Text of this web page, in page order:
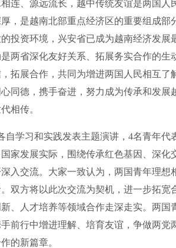
、源远流长，越中传统友谊是两国人
，是越南北部重点经济区的重要组成部
投资环境，兴安省已成为越南经济发展
两省深化友好关系、拓展务实合作的生
拓展合作，共同为增进两国人民相互了
同德，携手奋进，努力成为传承和发展
相传。
学习和实践发表主题演讲，4名青年代
家发展实际，围绕传承红色基因、深化
入交流。大家一致认为，两国青年理想
双方将以此次交流为契机，进一步拓宽
、人才培养等领域合作走深走实。两国
前行中增进理解、培育友谊，争做两党
的新篇章。